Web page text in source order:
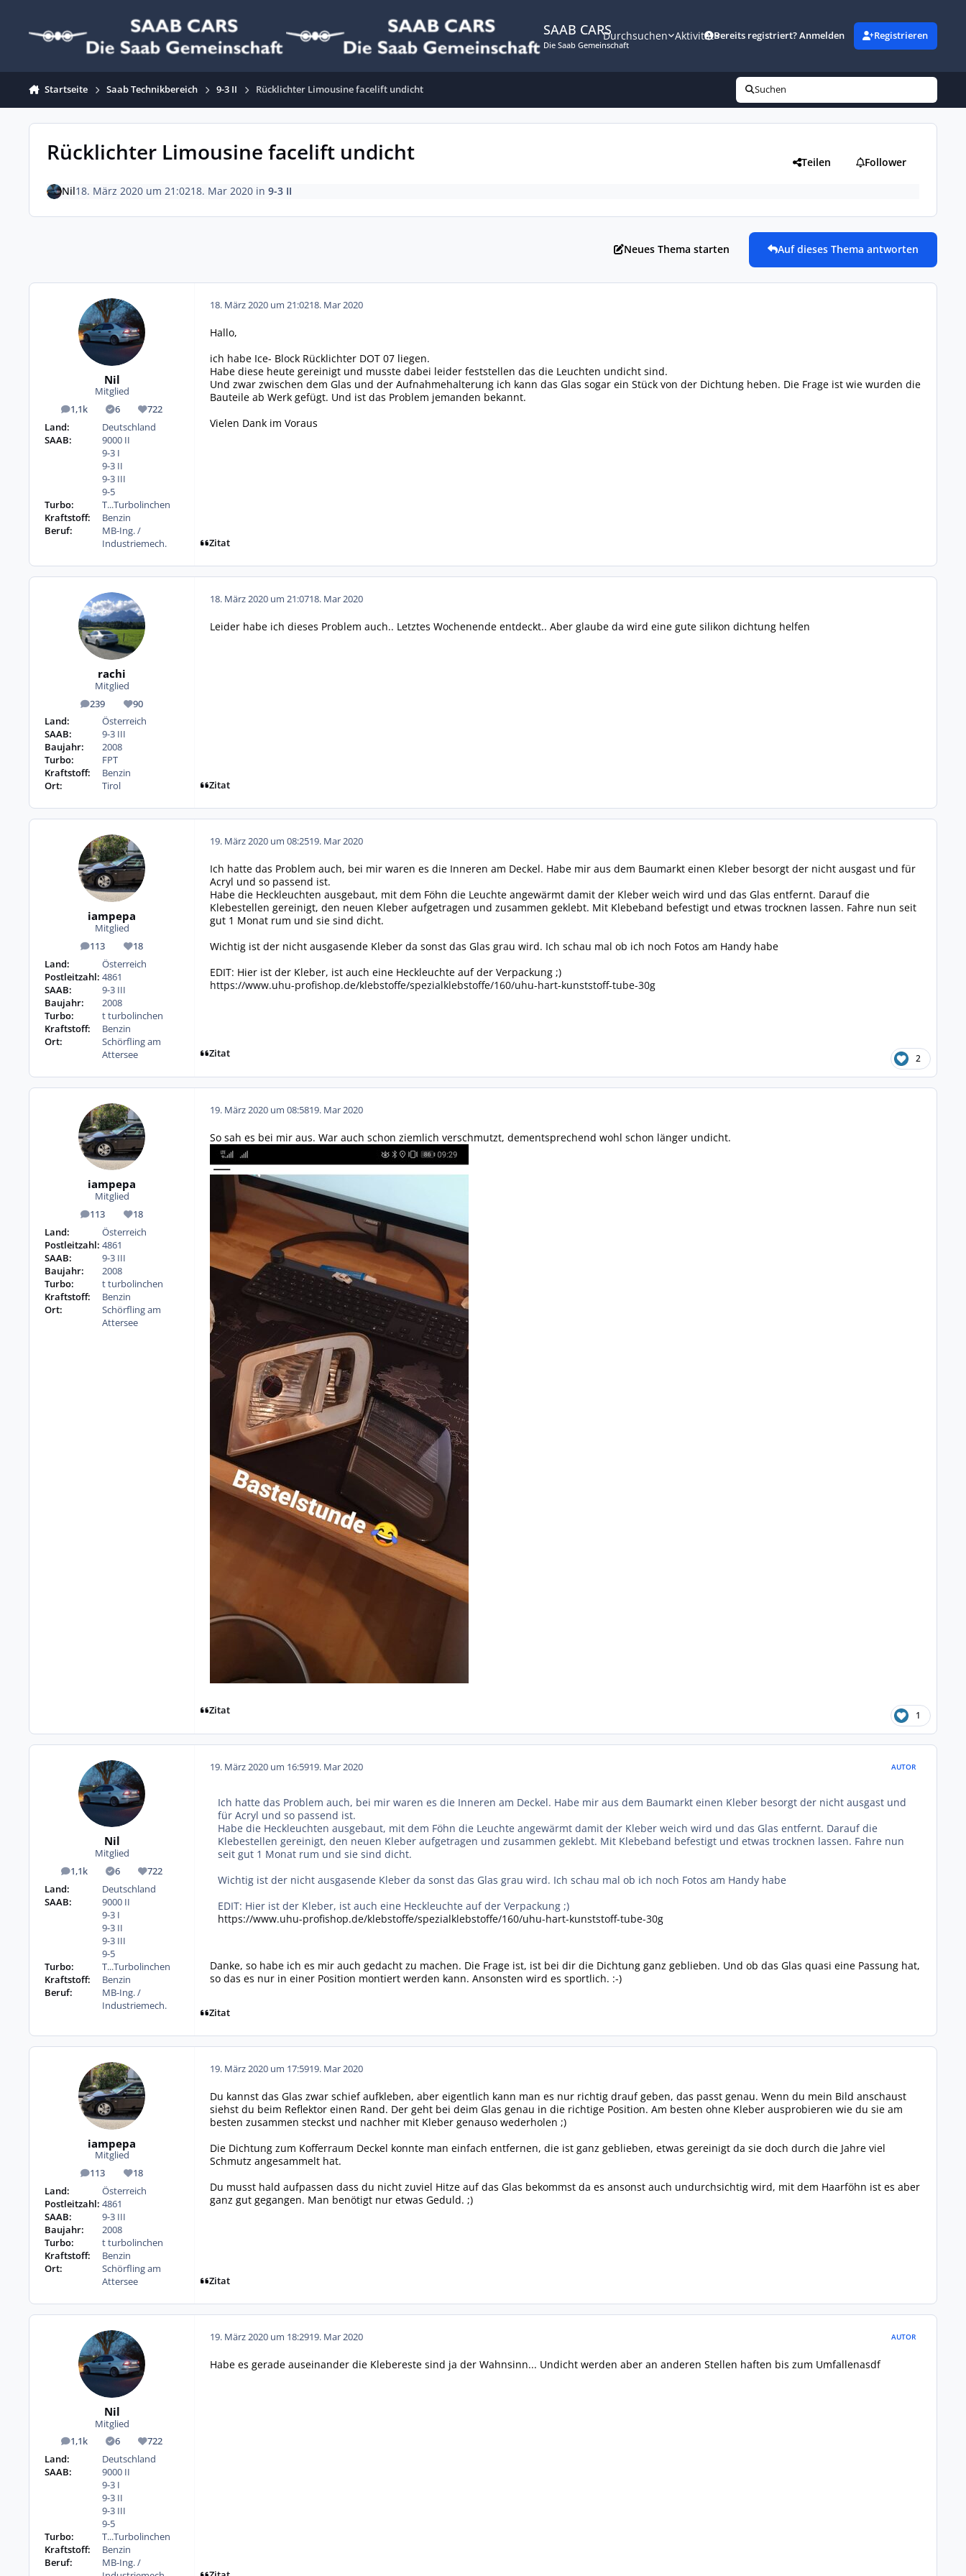
SAAB CARS
Die Saab Gemeinschaft
Durchsuchen AktivitätBereits registriert? Anmelden Registrieren
Startseite Saab Technikbereich 9-3 II Rücklichter Limousine facelift undicht Suchen
Rücklichter Limousine facelift undicht Teilen Follower
Nil18. März 2020 um 21:0218. Mar 2020in 9-3 II
Neues Thema starten Auf dieses Thema antworten
Nil
Mitglied
1,1k
Beiträge 6
Lösungen722
Reputation
Land:
Deutschland
SAAB:
9000 II
9-3 I
9-3 II
9-3 III
9-5
Turbo:
T...Turbolinchen
Kraftstoff:
Benzin
Beruf:
MB-Ing. /
Industriemech.
18. März 2020 um 21:0218. Mar 2020
Hallo,
ich habe Ice- Block Rücklichter DOT 07 liegen.
Habe diese heute gereinigt und musste dabei leider feststellen das die Leuchten undicht sind.
Und zwar zwischen dem Glas und der Aufnahmehalterung ich kann das Glas sogar ein Stück von der Dichtung heben. Die Frage ist wie wurden die
Bauteile ab Werk gefügt. Und ist das Problem jemanden bekannt.
Vielen Dank im Voraus
Zitat
rachi
Mitglied
239
Beiträge 90
Reputation
Land:
Österreich
SAAB:
9-3 III
Baujahr:
2008
Turbo:
FPT
Kraftstoff:
Benzin
Ort:
Tirol
18. März 2020 um 21:0718. Mar 2020
Leider habe ich dieses Problem auch.. Letztes Wochenende entdeckt.. Aber glaube da wird eine gute silikon dichtung helfen
Zitat
iampepa
Mitglied
113
Beiträge 18
Reputation
Land:
Österreich
Postleitzahl: 4861
SAAB:
9-3 III
Baujahr:
2008
Turbo:
t turbolinchen
Kraftstoff:
Benzin
Ort:
Schörfling am
Attersee
19. März 2020 um 08:2519. Mar 2020
Ich hatte das Problem auch, bei mir waren es die Inneren am Deckel. Habe mir aus dem Baumarkt einen Kleber besorgt der nicht ausgast und für
Acryl und so passend ist.
Habe die Heckleuchten ausgebaut, mit dem Föhn die Leuchte angewärmt damit der Kleber weich wird und das Glas entfernt. Darauf die
Klebestellen gereinigt, den neuen Kleber aufgetragen und zusammen geklebt. Mit Klebeband befestigt und etwas trocknen lassen. Fahre nun seit
gut 1 Monat rum und sie sind dicht.
Wichtig ist der nicht ausgasende Kleber da sonst das Glas grau wird. Ich schau mal ob ich noch Fotos am Handy habe
EDIT: Hier ist der Kleber, ist auch eine Heckleuchte auf der Verpackung ;)
https://www.uhu-profishop.de/klebstoffe/spezialklebstoffe/160/uhu-hart-kunststoff-tube-30g
Zitat 2
iampepa
Mitglied
113
Beiträge 18
Reputation
Land:
Österreich
Postleitzahl: 4861
SAAB:
9-3 III
Baujahr:
2008
Turbo:
t turbolinchen
Kraftstoff:
Benzin
Ort:
Schörfling am
Attersee
19. März 2020 um 08:5819. Mar 2020
So sah es bei mir aus. War auch schon ziemlich verschmutzt, dementsprechend wohl schon länger undicht.
Zitat 1
Nil
Mitglied
1,1k
Beiträge 6
Lösungen722
Reputation
Land:
Deutschland
SAAB:
9000 II
9-3 I
9-3 II
9-3 III
9-5
Turbo:
T...Turbolinchen
Kraftstoff:
Benzin
Beruf:
MB-Ing. /
Industriemech.
19. März 2020 um 16:5919. Mar 2020 AUTOR
Ich hatte das Problem auch, bei mir waren es die Inneren am Deckel. Habe mir aus dem Baumarkt einen Kleber besorgt der nicht ausgast und
für Acryl und so passend ist.
Habe die Heckleuchten ausgebaut, mit dem Föhn die Leuchte angewärmt damit der Kleber weich wird und das Glas entfernt. Darauf die
Klebestellen gereinigt, den neuen Kleber aufgetragen und zusammen geklebt. Mit Klebeband befestigt und etwas trocknen lassen. Fahre nun
seit gut 1 Monat rum und sie sind dicht.
Wichtig ist der nicht ausgasende Kleber da sonst das Glas grau wird. Ich schau mal ob ich noch Fotos am Handy habe
EDIT: Hier ist der Kleber, ist auch eine Heckleuchte auf der Verpackung ;)
https://www.uhu-profishop.de/klebstoffe/spezialklebstoffe/160/uhu-hart-kunststoff-tube-30g
Danke, so habe ich es mir auch gedacht zu machen. Die Frage ist, ist bei dir die Dichtung ganz geblieben. Und ob das Glas quasi eine Passung hat,
so das es nur in einer Position montiert werden kann. Ansonsten wird es sportlich. :-)
Zitat
iampepa
Mitglied
113
Beiträge 18
Reputation
Land:
Österreich
Postleitzahl: 4861
SAAB:
9-3 III
Baujahr:
2008
Turbo:
t turbolinchen
Kraftstoff:
Benzin
Ort:
Schörfling am
Attersee
19. März 2020 um 17:5919. Mar 2020
Du kannst das Glas zwar schief aufkleben, aber eigentlich kann man es nur richtig drauf geben, das passt genau. Wenn du mein Bild anschaust
siehst du beim Reflektor einen Rand. Der geht bei deim Glas genau in die richtige Position. Am besten ohne Kleber ausprobieren wie du sie am
besten zusammen steckst und nachher mit Kleber genauso wederholen ;)
Die Dichtung zum Kofferraum Deckel konnte man einfach entfernen, die ist ganz geblieben, etwas gereinigt da sie doch durch die Jahre viel
Schmutz angesammelt hat.
Du musst hald aufpassen dass du nicht zuviel Hitze auf das Glas bekommst da es ansonst auch undurchsichtig wird, mit dem Haarföhn ist es aber
ganz gut gegangen. Man benötigt nur etwas Geduld. ;)
Zitat
Nil
Mitglied
1,1k
Beiträge 6
Lösungen722
Reputation
Land:
Deutschland
SAAB:
9000 II
9-3 I
9-3 II
9-3 III
9-5
Turbo:
T...Turbolinchen
Kraftstoff:
Benzin
Beruf:
MB-Ing. /
19. März 2020 um 18:2919. Mar 2020 AUTOR
Habe es gerade auseinander die Klebereste sind ja der Wahnsinn... Undicht werden aber an anderen Stellen haften bis zum Umfallenasdf